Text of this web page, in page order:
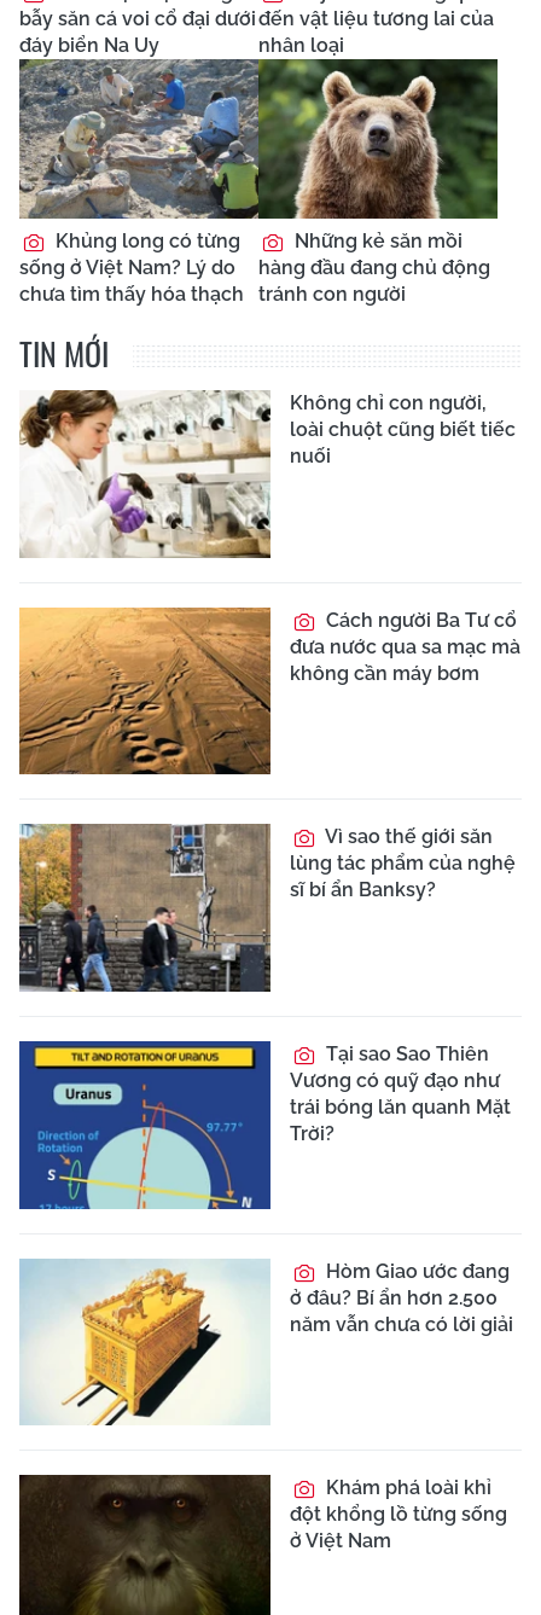
bẫy săn cá voi cổ đại dưới
đáy biển Na Uy
đến vật liệu tương lai của
nhân loại
Khủng long có từng
sống ở Việt Nam? Lý do
chưa tìm thấy hóa thạch
Những kẻ săn mồi
hàng đầu đang chủ động
tránh con người
TIN MỚI
Không chỉ con người,
loài chuột cũng biết tiếc
nuối
Cách người Ba Tư cổ
đưa nước qua sa mạc mà
không cần máy bơm
Vì sao thế giới săn
lùng tác phẩm của nghệ
sĩ bí ẩn Banksy?
Tại sao Sao Thiên
Vương có quỹ đạo như
trái bóng lăn quanh Mặt
Trời?
Hòm Giao ước đang
ở đâu? Bí ẩn hơn 2.500
năm vẫn chưa có lời giải
Khám phá loài khỉ
đột khổng lồ từng sống
ở Việt Nam